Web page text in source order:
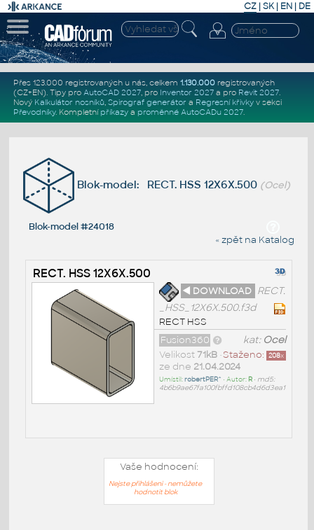
CZ | SK| EN | DE
Přes 123.000 registrovaných u nás, celkem 1.130.000registrovaných
(CZ+EN). Tipy pro AutoCAD 2027, pro Inventor 2027a pro Revit 2027.
Nový Kalkulátor nosníků, Spirograf generátor a Regresní křivkyv sekci
Převodníky. Kompletní příkazya proměnné AutoCADu 2027.
Blok-model: RECT. HSS 12X6X.500 (Ocel)
Blok-model #24018
« zpět na Katalog
RECT. HSS 12X6X.500
◄ DOWNLOAD RECT.
_HSS_12X6X.500.f3d
RECT HSS
kat: Ocel
Fusion360
Staženo: 208x
Velikost 71kB•
ze dne 21.04.2024
Umístil:robertPER^ • Autor: R• md5:
4b6b9ae67fa100fbffd108cb4d6d3ea1
Vaše hodnocení:
Nejste přihlášeni - nemůžete
hodnotit blok